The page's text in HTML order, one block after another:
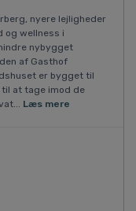
nyere lejligheder
og wellness i
nybygget
af Gasthof
er bygget til
at tage imod de
Læs mere